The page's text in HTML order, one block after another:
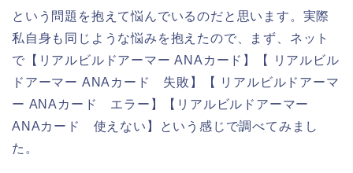
という問題を抱えて悩んでいるのだと思います。実際
私自身も同じような悩みを抱えたので、まず、ネット
で【リアルビルドアーマー ANAカード】【 リアルビル
ドアーマー ANAカード 失敗】【 リアルビルドアーマ
ー ANAカード エラー】【リアルビルドアーマー
ANAカード 使えない】という感じで調べてみまし
た。